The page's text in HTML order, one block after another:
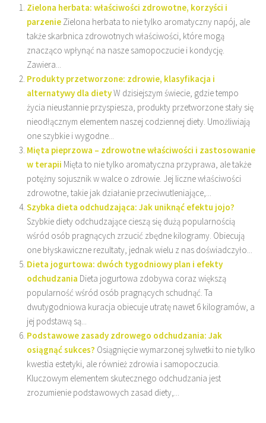
Zielona herbata: właściwości zdrowotne, korzyści i
parzenie Zielona herbata to nie tylko aromatyczny napój, ale
także skarbnica zdrowotnych właściwości, które mogą
znacząco wpłynąć na nasze samopoczucie i kondycję.
Zawiera...
Produkty przetworzone: zdrowie, klasyfikacja i
alternatywy dla dietyW dzisiejszym świecie, gdzie tempo
życia nieustannie przyspiesza, produkty przetworzone stały się
nieodłącznym elementem naszej codziennej diety. Umożliwiają
one szybkie i wygodne...
Mięta pieprzowa – zdrowotne właściwości i zastosowanie
w terapii Mięta to nie tylko aromatyczna przyprawa, ale także
potężny sojusznik w walce o zdrowie. Jej liczne właściwości
zdrowotne, takie jak działanie przeciwutleniające,...
Szybka dieta odchudzająca: Jak uniknąć efektu jojo?
Szybkie diety odchudzające cieszą się dużą popularnością
wśród osób pragnących zrzucić zbędne kilogramy. Obiecują
one błyskawiczne rezultaty, jednak wielu z nas doświadczyło...
Dieta jogurtowa: dwóch tygodniowy plan i efekty
odchudzania Dieta jogurtowa zdobywa coraz większą
popularność wśród osób pragnących schudnąć. Ta
dwutygodniowa kuracja obiecuje utratę nawet 6 kilogramów, a
jej podstawą są...
Podstawowe zasady zdrowego odchudzania: Jak
osiągnąć sukces? Osiągnięcie wymarzonej sylwetki to nie tylko
kwestia estetyki, ale również zdrowia i samopoczucia.
Kluczowym elementem skutecznego odchudzania jest
zrozumienie podstawowych zasad diety,...